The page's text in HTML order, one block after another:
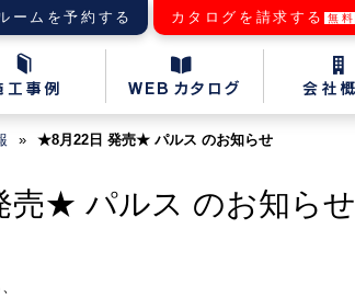
ームを予約する カタログを請求する 無料
» ★8月22日 発売★ パルス のお知らせ
売★ パルス のお知らせ